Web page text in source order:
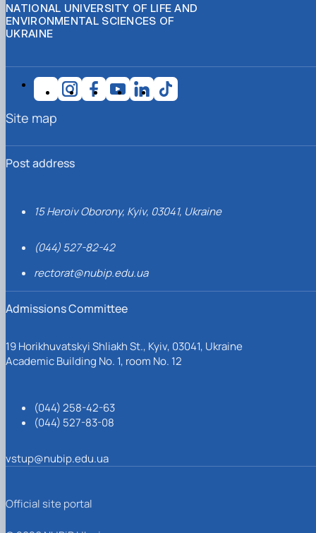
NATIONAL UNIVERSITY OF LIFE AND
ENVIRONMENTAL SCIENCES OF
UKRAINE
Post address
15 Heroiv Oborony, Kyiv, 03041, Ukraine
(044) 527-82-42
rectorat@nubip.edu.ua
Admissions Committee
19 Horikhuvatskyi Shliakh St., Kyiv, 03041, Ukraine
Academic Building No. 1, room No. 12
(044) 258-42-63
(044) 527-83-08
vstup@nubip.edu.ua
Site map
Official site portal